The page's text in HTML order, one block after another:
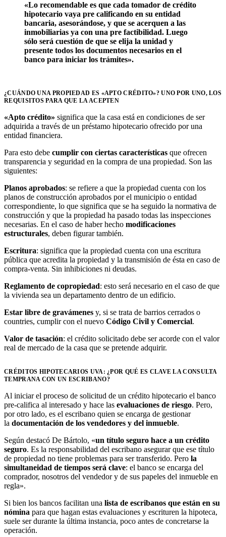
«Lo recomendable es que cada tomador de crédito
hipotecario vaya pre calificando en su entidad
bancaria, asesorándose, y que se acerquen a las
inmobiliarias ya con una pre factibilidad. Luego
sólo será cuestión de que se elija la unidad y
presente todos los documentos necesarios en el
banco para iniciar los trámites».
¿CUÁNDO UNA PROPIEDAD ES «APTO CRÉDITO»? UNO POR UNO, LOS
REQUISITOS PARA QUE LA ACEPTEN
«Apto crédito» significa que la casa está en condiciones de ser
adquirida a través de un préstamo hipotecario ofrecido por una
entidad financiera.
Para esto debe cumplir con ciertas características que ofrecen
transparencia y seguridad en la compra de una propiedad. Son las
siguientes:
Planos aprobados: se refiere a que la propiedad cuenta con los
planos de construcción aprobados por el municipio o entidad
correspondiente, lo que significa que se ha seguido la normativa de
construcción y que la propiedad ha pasado todas las inspecciones
necesarias. En el caso de haber hecho modificaciones
estructurales, deben figurar también.
Escritura: significa que la propiedad cuenta con una escritura
pública que acredita la propiedad y la transmisión de ésta en caso de
compra-venta. Sin inhibiciones ni deudas.
Reglamento de copropiedad: esto será necesario en el caso de que
la vivienda sea un departamento dentro de un edificio.
Estar libre de gravámenes y, si se trata de barrios cerrados o
countries, cumplir con el nuevo Código Civil y Comercial.
Valor de tasación: el crédito solicitado debe ser acorde con el valor
real de mercado de la casa que se pretende adquirir.
CRÉDITOS HIPOTECARIOS UVA: ¿POR QUÉ ES CLAVE LA CONSULTA
TEMPRANA CON UN ESCRIBANO?
Al iniciar el proceso de solicitud de un crédito hipotecario el banco
pre-califica al interesado y hace las evaluaciones de riesgo. Pero,
por otro lado, es el escribano quien se encarga de gestionar
la documentación de los vendedores y del inmueble.
Según destacó De Bártolo, «un título seguro hace a un crédito
seguro. Es la responsabilidad del escribano asegurar que ese título
de propiedad no tiene problemas para ser transferido. Pero la
simultaneidad de tiempos será clave: el banco se encarga del
comprador, nosotros del vendedor y de sus papeles del inmueble en
regla».
Si bien los bancos facilitan una lista de escribanos que están en su
nómina para que hagan estas evaluaciones y escrituren la hipoteca,
suele ser durante la última instancia, poco antes de concretarse la
operación.